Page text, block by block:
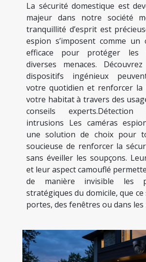
La sécurité domestique est
majeur dans notre société
tranquillité d’esprit est
espion s’imposent comme
efficace pour protéger les
diverses menaces.
dispositifs ingénieux
votre quotidien et renforcer la
votre habitat à travers des
conseils
intrusions Les caméras
une solution de choix pour
soucieuse de renforcer la
sans éveiller les soupçons.
et leur aspect camouflé
de manière invisible les
stratégiques du domicile, que
portes, des fenêtres ou dans les